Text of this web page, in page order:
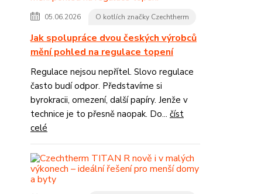
05.06.2026 O kotlích značky Czechtherm
Jak spolupráce dvou českých výrobců
mění pohled na regulace topení
Regulace nejsou nepřítel. Slovo regulace
často budí odpor. Představíme si
byrokracii, omezení, další papíry. Jenže v
technice je to přesně naopak. Do... číst
celé